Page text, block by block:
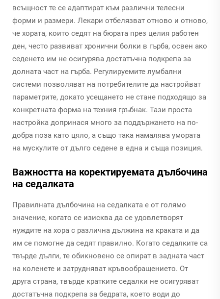
всъщност те се адаптират към различни телесни
форми и размери. Лекари отбелязват отново и отново,
че хората, които седят на бюрата през целия работен
ден, често развиват хронични болки в гърба, освен ако
седенето им не осигурява достатъчна подкрепа за
долната част на гърба. Регулируемите лумбални
системи позволяват на потребителите да настройват
параметрите, докато усещането не стане подходящо за
конкретната форма на техния гръбнак. Тази проста
настройка допринася много за поддържането на по-
добра поза като цяло, а също така намалява умората
на мускулите от дълго седене в една и съща позиция.
Важността на коректируемата дълбочина
на седалката
Правилната дълбочина на седалката е от голямо
значение, когато се изисква да се удовлетворят
нуждите на хора с различна дължина на краката и да
им се помогне да седят правилно. Когато седалките са
твърде дълги, те обикновено се опират в задната част
на коленете и затрудняват кръвообращението. От
друга страна, твърде кратките седалки не осигуряват
достатъчна подкрепа за бедрата, което води до